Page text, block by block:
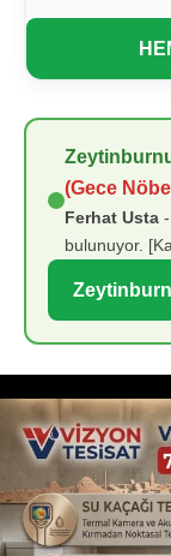
(Gece
Ferhat Usta
bulunuyor.